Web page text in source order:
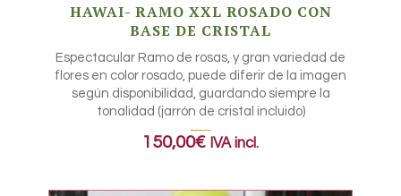
HAWAI- RAMO XXL ROSADO CON
BASE DE CRISTAL
Espectacular Ramo de rosas, y gran variedad de
flores en color rosado, puede diferir de la imagen
según disponibilidad, guardando siempre la
tonalidad (jarrón de cristal incluido)
150,00€ IVA incl.